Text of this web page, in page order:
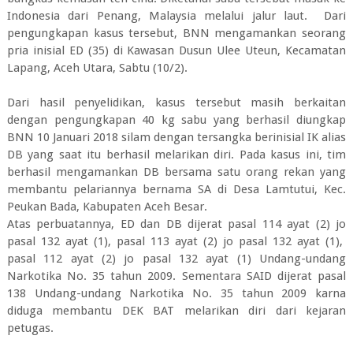
Indonesia dari Penang, Malaysia melalui jalur laut. Dari
pengungkapan kasus tersebut, BNN mengamankan seorang
pria inisial ED (35) di Kawasan Dusun Ulee Uteun, Kecamatan
Lapang, Aceh Utara, Sabtu (10/2).
Dari hasil penyelidikan, kasus tersebut masih berkaitan
dengan pengungkapan 40 kg sabu yang berhasil diungkap
BNN 10 Januari 2018 silam dengan tersangka berinisial IK alias
DB yang saat itu berhasil melarikan diri. Pada kasus ini, tim
berhasil mengamankan DB bersama satu orang rekan yang
membantu pelariannya bernama SA di Desa Lamtutui, Kec.
Peukan Bada, Kabupaten Aceh Besar.
Atas perbuatannya, ED dan DB dijerat pasal 114 ayat (2) jo
pasal 132 ayat (1), pasal 113 ayat (2) jo pasal 132 ayat (1),
pasal 112 ayat (2) jo pasal 132 ayat (1) Undang-undang
Narkotika No. 35 tahun 2009. Sementara SAID dijerat pasal
138 Undang-undang Narkotika No. 35 tahun 2009 karna
diduga membantu DEK BAT melarikan diri dari kejaran
petugas.